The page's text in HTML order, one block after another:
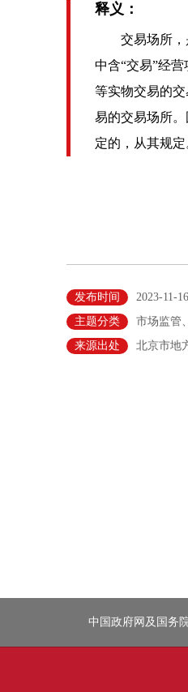
释义：
交易场所，是
中含“交易”经
等实物交易的
易的交易场所
定的，从其规定
发布时间
2023-11-16
主题分类
市场监管
来源出处
北京市地
中国政府网及国务